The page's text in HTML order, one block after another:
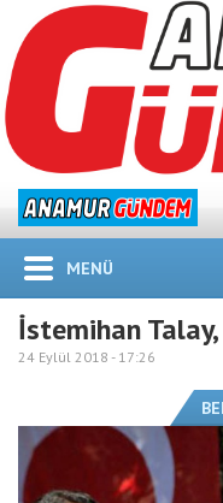
MENÜ
İstemihan Talay,
24 Eylül 2018 - 17:26